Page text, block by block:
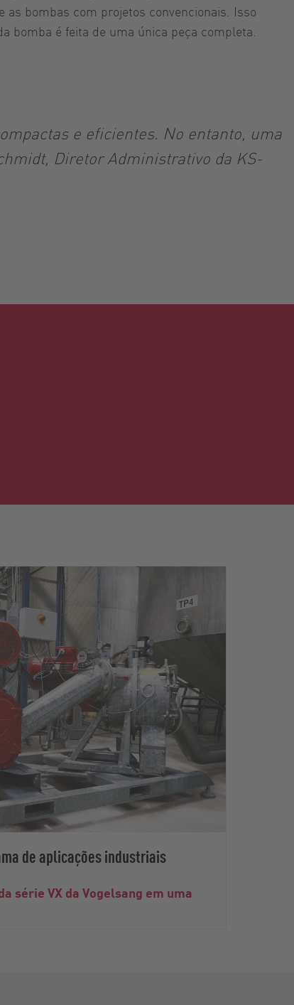
as bombas com projetos convencionais. Isso
bomba é feita de uma única peça completa.
e eficientes. No entanto, uma
Diretor Administrativo da KS-
de aplicações industriais
série VX da Vogelsang em uma